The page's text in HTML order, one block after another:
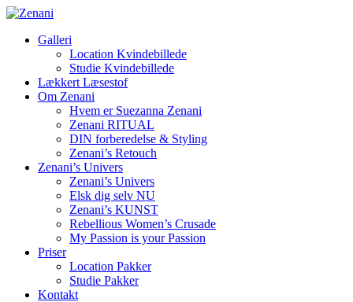
Galleri
Location Kvindebillede
Studie Kvindebillede
Lækkert Læsestof
Om Zenani
Hvem er Suezanna Zenani
Zenani RITUAL
DIN forberedelse & Styling
Zenani’s Retouch
Zenani’s Univers
Zenani’s Univers
Elsk dig selv NU
Zenani’s KUNST
Rebellious Women’s Crusade
My Passion is your Passion
Priser
Location Pakker
Studie Pakker
Kontakt